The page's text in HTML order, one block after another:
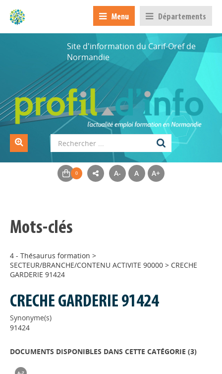
Menu Départements
Site d'information du Carif-Oref de
Normandie
A- A A+
Mots-clés
4 - Thésaurus formation >
SECTEUR/BRANCHE/CONTENU ACTIVITE 90000 > CRECHE
GARDERIE 91424
CRECHE GARDERIE 91424
Synonyme(s)
91424
DOCUMENTS DISPONIBLES DANS CETTE CATÉGORIE (3)